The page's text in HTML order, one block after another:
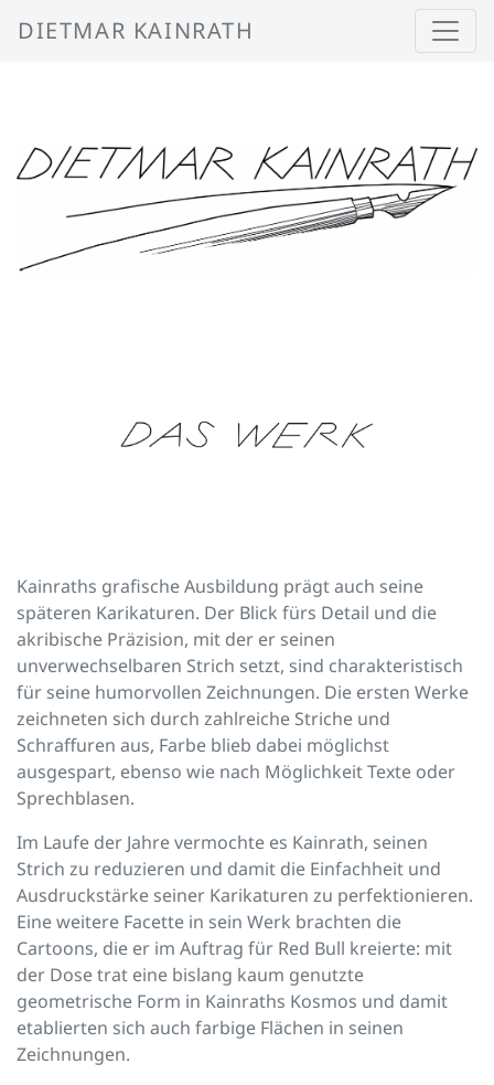
DIETMAR KAINRATH
Kainraths grafische Ausbildung prägt auch seine
späteren Karikaturen. Der Blick fürs Detail und die
akribische Präzision, mit der er seinen
unverwechselbaren Strich setzt, sind charakteristisch
für seine humorvollen Zeichnungen. Die ersten Werke
zeichneten sich durch zahlreiche Striche und
Schraffuren aus, Farbe blieb dabei möglichst
ausgespart, ebenso wie nach Möglichkeit Texte oder
Sprechblasen.
Im Laufe der Jahre vermochte es Kainrath, seinen
Strich zu reduzieren und damit die Einfachheit und
Ausdruckstärke seiner Karikaturen zu perfektionieren.
Eine weitere Facette in sein Werk brachten die
Cartoons, die er im Auftrag für Red Bull kreierte: mit
der Dose trat eine bislang kaum genutzte
geometrische Form in Kainraths Kosmos und damit
etablierten sich auch farbige Flächen in seinen
Zeichnungen.